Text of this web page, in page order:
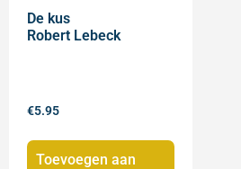
De kus
Robert Lebeck
€5.95
Toevoegen aan